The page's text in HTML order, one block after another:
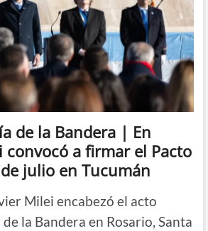
de la Bandera | En
convocó a firmar el Pacto
julio en Tucumán
Milei encabezó el acto
la Bandera en Rosario, Santa